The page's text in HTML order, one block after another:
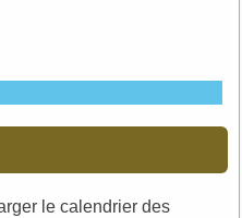
le calendrier des